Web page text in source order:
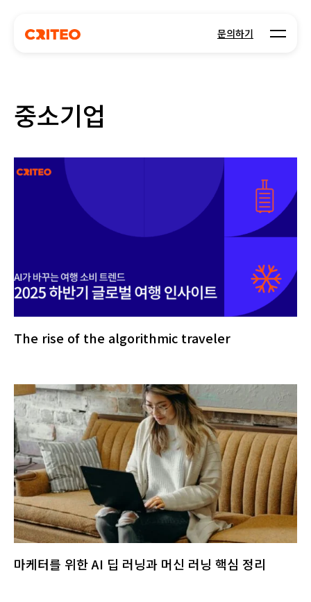
문의하기 Open
중소기업
The rise of the algorithmic traveler
마케터를 위한 AI 딥 러닝과 머신 러닝 핵심 정리